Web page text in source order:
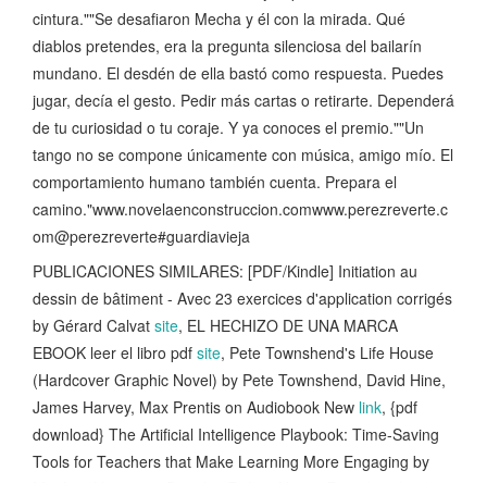
cintura.""Se desafiaron Mecha y él con la mirada. Qué
diablos pretendes, era la pregunta silenciosa del bailarín
mundano. El desdén de ella bastó como respuesta. Puedes
jugar, decía el gesto. Pedir más cartas o retirarte. Dependerá
de tu curiosidad o tu coraje. Y ya conoces el premio.""Un
tango no se compone únicamente con música, amigo mío. El
comportamiento humano también cuenta. Prepara el
camino."www.novelaenconstruccion.comwww.perezreverte.c
om@perezreverte#guardiavieja
PUBLICACIONES SIMILARES: [PDF/Kindle] Initiation au
dessin de bâtiment - Avec 23 exercices d'application corrigés
by Gérard Calvat site, EL HECHIZO DE UNA MARCA
EBOOK leer el libro pdf site, Pete Townshend's Life House
(Hardcover Graphic Novel) by Pete Townshend, David Hine,
James Harvey, Max Prentis on Audiobook New link, {pdf
download} The Artificial Intelligence Playbook: Time-Saving
Tools for Teachers that Make Learning More Engaging by